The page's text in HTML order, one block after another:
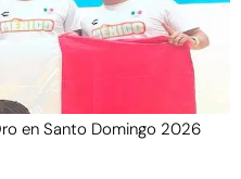
en Santo Domingo 2026